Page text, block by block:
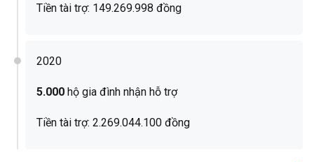
Tiền tài trợ: 149.269.998 đồng
2020
5.000 hộ gia đình nhận hỗ trợ
Tiền tài trợ: 2.269.044.100 đồng